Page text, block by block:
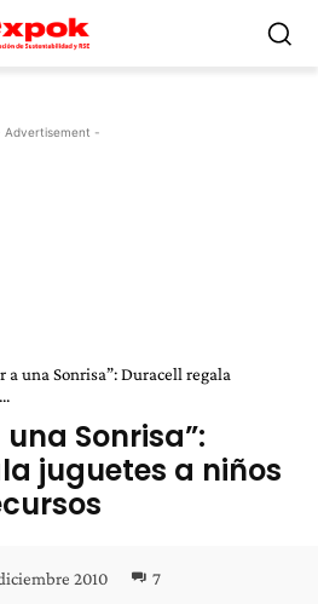
Advertisement -
a una Sonrisa”: Duracell regala
Sonrisa”:
juguetes a niños
2010 7